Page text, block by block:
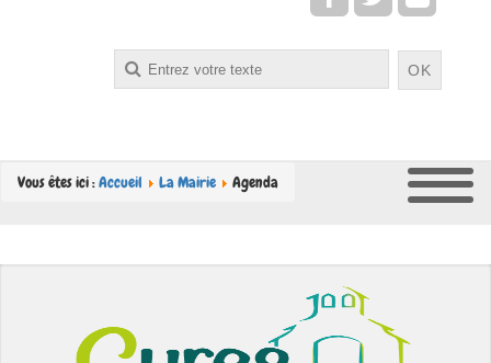
OK
Vous êtes ici :Accueil La Mairie Agenda